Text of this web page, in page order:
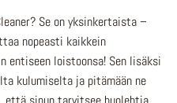
Se on yksinkertaista –
nopeasti kaikkein
loistoonsa! Sen lisäksi
kulumiselta ja pitämään ne